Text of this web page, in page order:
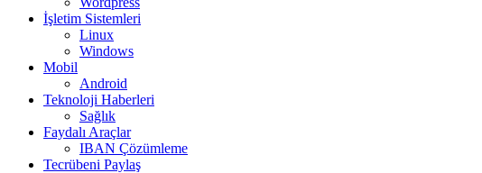
İşletim Sistemleri
Linux
Windows
Mobil
Android
Teknoloji Haberleri
Sağlık
Faydalı Araçlar
IBAN Çözümleme
Tecrübeni Paylaş